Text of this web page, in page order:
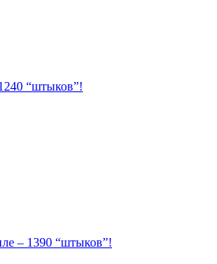
“штыков”!
– 1390 “штыков”!